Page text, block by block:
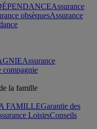
Assurance
obsèquesAssurance
Assurance
compagnie
FAMILLEGarantie des
LoisirsConseils